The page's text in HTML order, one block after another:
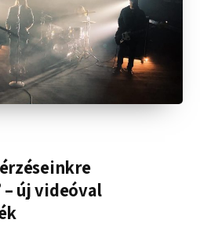
új videóval